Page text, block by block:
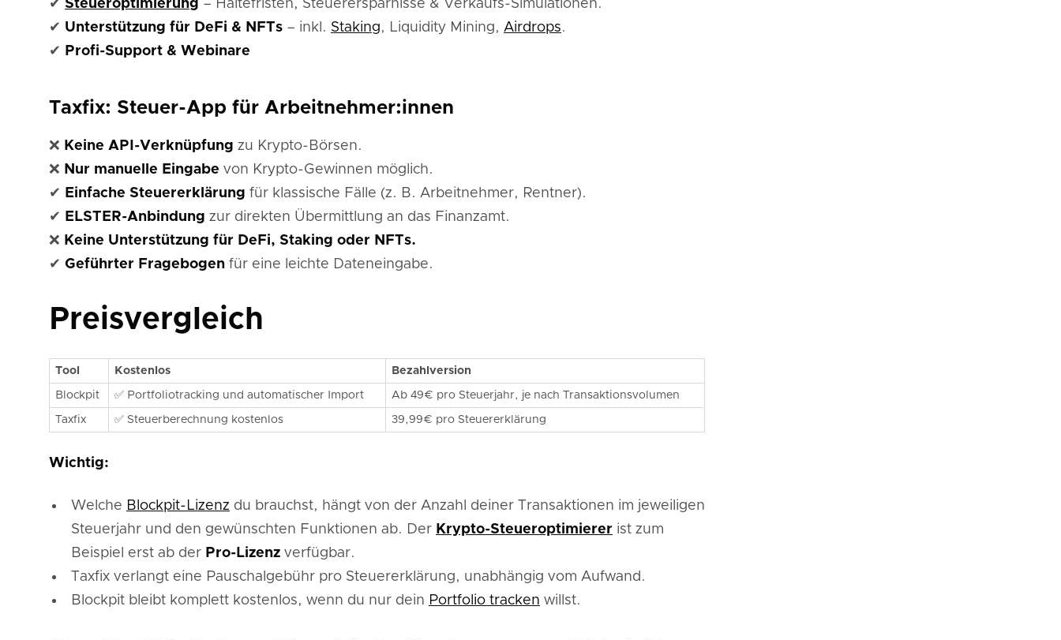
✔ Steueroptimierung – Haltefristen, Steuerersparnisse & Verkaufs-Simulationen.
✔ Unterstützung für DeFi & NFTs – inkl. Staking, Liquidity Mining, Airdrops.
✔
Profi-Support & Webinare
Taxfix: Steuer-App für Arbeitnehmer:innen
❌ Keine API-Verknüpfung zu Krypto-Börsen.
❌ Nur manuelle Eingabe von Krypto-Gewinnen möglich.
✔
Einfache Steuererklärung für klassische Fälle (z. B. Arbeitnehmer, Rentner).
✔
ELSTER-Anbindung zur direkten Übermittlung an das Finanzamt.
❌ Keine Unterstützung für DeFi, Staking oder NFTs.
✔ Geführter Fragebogen für eine leichte Dateneingabe.
Preisvergleich
Tool Kostenlos Bezahlversion
Blockpit ✅ Portfoliotracking und automatischer Import Ab 49€ pro Steuerjahr, je nach Transaktionsvolumen
Taxfix ✅ Steuerberechnung kostenlos 39,99€ pro Steuererklärung
Wichtig:
Welche Blockpit-Lizenz du brauchst, hängt von der Anzahl deiner Transaktionen im jeweiligen
Steuerjahr und den gewünschten Funktionen ab. Der Krypto-Steueroptimierer ist zum
Beispiel erst ab der Pro-Lizenz verfügbar.
Taxfix verlangt eine Pauschalgebühr pro Steuererklärung, unabhängig vom Aufwand.
Blockpit bleibt komplett kostenlos, wenn du nur dein Portfolio tracken willst.